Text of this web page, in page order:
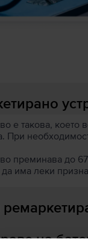
е такова,
При
преминава до
има леки
на